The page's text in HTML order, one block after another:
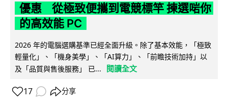
優惠 從極致便攜到電競標竿 揀選啱你
的高效能 PC
2026 年的電腦選購基準已經全面升級。除了基本效能，「極致
輕量化」、「機身美學」、「AI算力」、「前瞻技術加持」以
及「品質與售後服務」 已...
閱讀全文
17 分享